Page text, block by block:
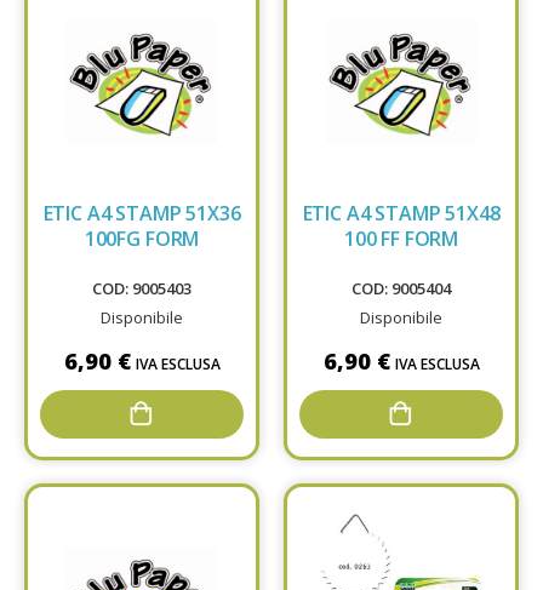
ETIC A4 STAMP 51X36
100FG FORM
COD: 9005403
Disponibile
6,90 € IVA ESCLUSA
ETIC A4 STAMP 51X48
100 FF FORM
COD: 9005404
Disponibile
6,90 € IVA ESCLUSA